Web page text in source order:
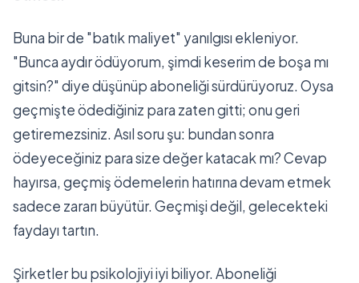
Buna bir de "batık maliyet" yanılgısı ekleniyor.
"Bunca aydır ödüyorum, şimdi keserim de boşa mı
gitsin?" diye düşünüp aboneliği sürdürüyoruz. Oysa
geçmişte ödediğiniz para zaten gitti; onu geri
getiremezsiniz. Asıl soru şu: bundan sonra
ödeyeceğiniz para size değer katacak mı? Cevap
hayırsa, geçmiş ödemelerin hatırına devam etmek
sadece zararı büyütür. Geçmişi değil, gelecekteki
faydayı tartın.
Şirketler bu psikolojiyi iyi biliyor. Aboneliği